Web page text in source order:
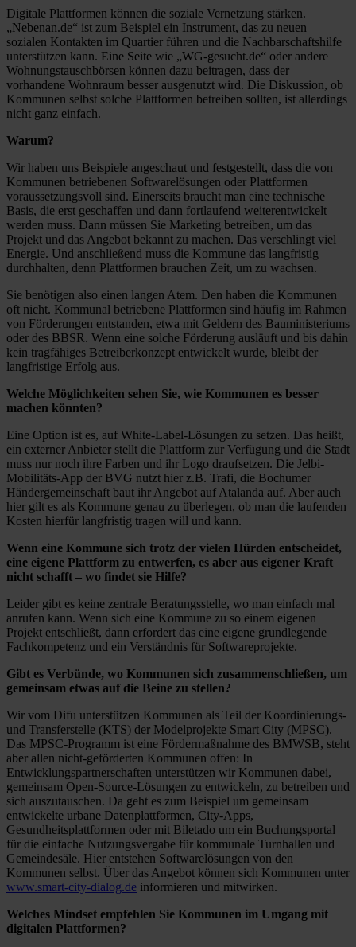
Digitale Plattformen können die soziale Vernetzung stärken.
„Nebenan.de“ ist zum Beispiel ein Instrument, das zu neuen
sozialen Kontakten im Quartier führen und die Nachbarschaftshilfe
unterstützen kann. Eine Seite wie „WG-gesucht.de“ oder andere
Wohnungstauschbörsen können dazu beitragen, dass der
vorhandene Wohnraum besser ausgenutzt wird. Die Diskussion, ob
Kommunen selbst solche Plattformen betreiben sollten, ist allerdings
nicht ganz einfach.
Warum?
Wir haben uns Beispiele angeschaut und festgestellt, dass die von
Kommunen betriebenen Softwarelösungen oder Plattformen
voraussetzungsvoll sind. Einerseits braucht man eine technische
Basis, die erst geschaffen und dann fortlaufend weiterentwickelt
werden muss. Dann müssen Sie Marketing betreiben, um das
Projekt und das Angebot bekannt zu machen. Das verschlingt viel
Energie. Und anschließend muss die Kommune das langfristig
durchhalten, denn Plattformen brauchen Zeit, um zu wachsen.
Sie benötigen also einen langen Atem. Den haben die Kommunen
oft nicht. Kommunal betriebene Plattformen sind häufig im Rahmen
von Förderungen entstanden, etwa mit Geldern des Bauministeriums
oder des BBSR. Wenn eine solche Förderung ausläuft und bis dahin
kein tragfähiges Betreiberkonzept entwickelt wurde, bleibt der
langfristige Erfolg aus.
Welche Möglichkeiten sehen Sie, wie Kommunen es besser
machen könnten?
Eine Option ist es, auf White-Label-Lösungen zu setzen. Das heißt,
ein externer Anbieter stellt die Plattform zur Verfügung und die Stadt
muss nur noch ihre Farben und ihr Logo draufsetzen. Die Jelbi-
Mobilitäts-App der BVG nutzt hier z.B. Trafi, die Bochumer
Händergemeinschaft baut ihr Angebot auf Atalanda auf. Aber auch
hier gilt es als Kommune genau zu überlegen, ob man die laufenden
Kosten hierfür langfristig tragen will und kann.
Wenn eine Kommune sich trotz der vielen Hürden entscheidet,
eine eigene Plattform zu entwerfen, es aber aus eigener Kraft
nicht schafft – wo findet sie Hilfe?
Leider gibt es keine zentrale Beratungsstelle, wo man einfach mal
anrufen kann. Wenn sich eine Kommune zu so einem eigenen
Projekt entschließt, dann erfordert das eine eigene grundlegende
Fachkompetenz und ein Verständnis für Softwareprojekte.
Gibt es Verbünde, wo Kommunen sich zusammenschließen, um
gemeinsam etwas auf die Beine zu stellen?
Wir vom Difu unterstützen Kommunen als Teil der Koordinierungs-
und Transferstelle (KTS) der Modelprojekte Smart City (MPSC).
Das MPSC-Programm ist eine Fördermaßnahme des BMWSB, steht
aber allen nicht-geförderten Kommunen offen: In
Entwicklungspartnerschaften unterstützen wir Kommunen dabei,
gemeinsam Open-Source-Lösungen zu entwickeln, zu betreiben und
sich auszutauschen. Da geht es zum Beispiel um gemeinsam
entwickelte urbane Datenplattformen, City-Apps,
Gesundheitsplattformen oder mit Biletado um ein Buchungsportal
für die einfache Nutzungsvergabe für kommunale Turnhallen und
Gemeindesäle. Hier entstehen Softwarelösungen von den
Kommunen selbst. Über das Angebot können sich Kommunen unter
www.smart-city-dialog.de informieren und mitwirken.
Welches Mindset empfehlen Sie Kommunen im Umgang mit
digitalen Plattformen?